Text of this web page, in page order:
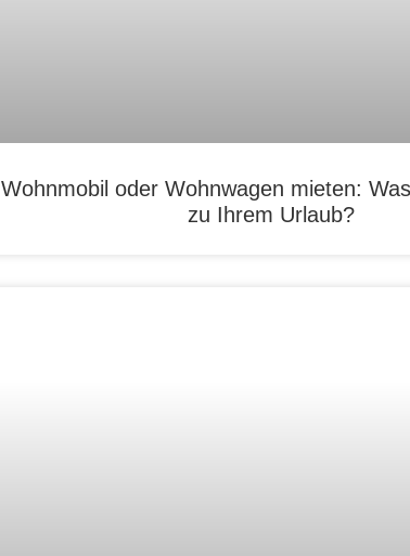
Wohnmobil oder Wohnwagen mieten:
zu Ihrem Urlaub?